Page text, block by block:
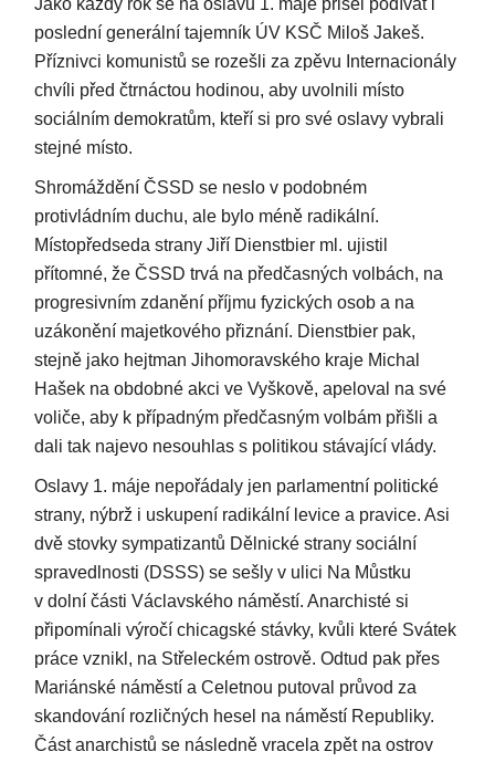
poslední generální tajemník ÚV KSČ Miloš Jakeš.
Příznivci komunistů se rozešli za zpěvu Internacionály
chvíli před čtrnáctou hodinou, aby uvolnili místo
sociálním demokratům, kteří si pro své oslavy vybrali
stejné místo.
Shromáždění ČSSD se neslo v podobném
protivládním duchu, ale bylo méně radikální.
Místopředseda strany Jiří Dienstbier ml. ujistil
přítomné, že ČSSD trvá na předčasných volbách, na
progresivním zdanění příjmu fyzických osob a na
uzákonění majetkového přiznání. Dienstbier pak,
stejně jako hejtman Jihomoravského kraje Michal
Hašek na obdobné akci ve Vyškově, apeloval na své
voliče, aby k případným předčasným volbám přišli a
dali tak najevo nesouhlas s politikou stávající vlády.
Oslavy 1. máje nepořádaly jen parlamentní politické
strany, nýbrž i uskupení radikální levice a pravice. Asi
dvě stovky sympatizantů Dělnické strany sociální
spravedlnosti (DSSS) se sešly v ulici Na Můstku
v dolní části Václavského náměstí. Anarchisté si
připomínali výročí chicagské stávky, kvůli které Svátek
práce vznikl, na Střeleckém ostrově. Odtud pak přes
Mariánské náměstí a Celetnou putoval průvod za
skandování rozličných hesel na náměstí Republiky.
Část anarchistů se následně vracela zpět na ostrov